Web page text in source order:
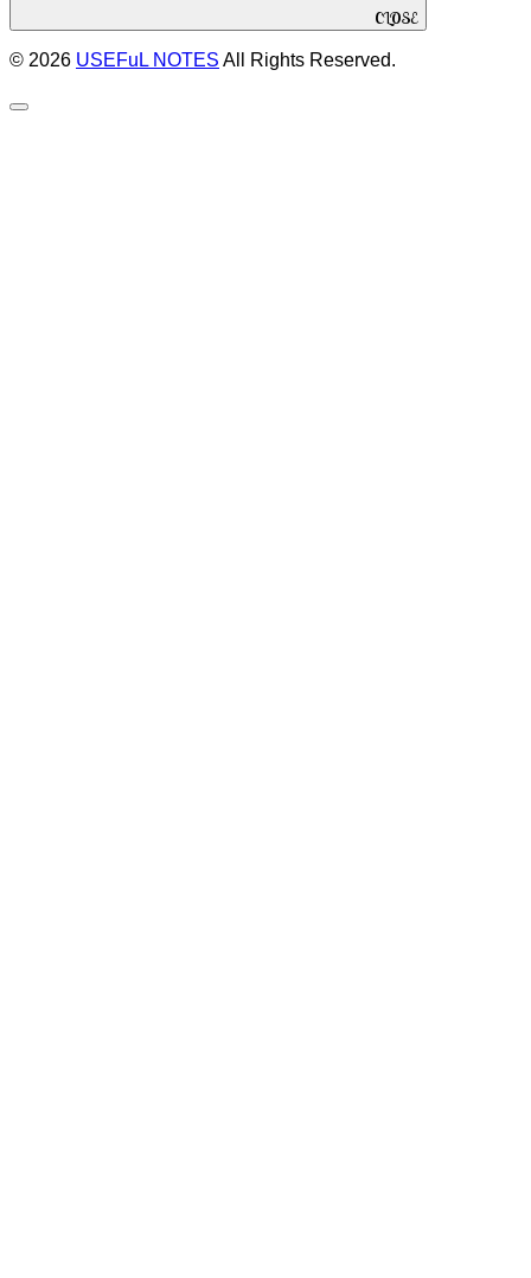
CLOSE
© 2026 USEFuL NOTES All Rights Reserved.